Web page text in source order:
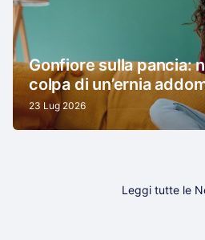
Gonfiore sulla pancia:
colpa di un’ernia
23 Lug 2026
Leggi tutte le